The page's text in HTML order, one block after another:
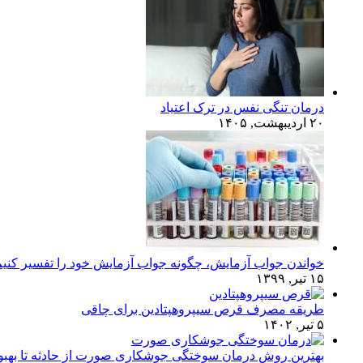
درمان تنگی نفس در ترک اعتیاد
۲۰ اردیبهشت, ۱۴۰۵
خواندن جواب آزمایش، چگونه جواب آزمایش خود را تفسیر
۱۵ تیر, ۱۳۹۹
طریقه مصرف قرص سیپروهپتادین برای چاقی
۵ تیر, ۱۴۰۲
بهترین روش درمان سوختگی جوشکاری صورت از حادثه تا